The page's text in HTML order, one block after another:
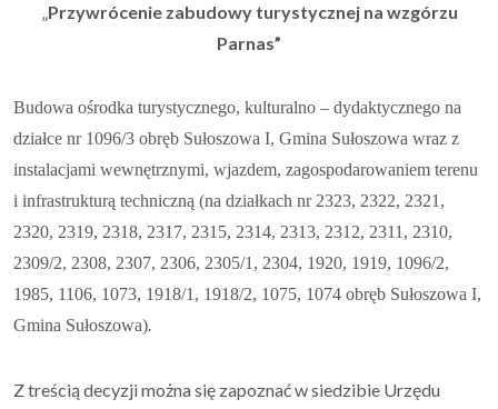
„Przywrócenie zabudowy turystycznej na wzgórzu
Parnas”
Budowa ośrodka turystycznego, kulturalno – dydaktycznego na
działce nr 1096/3 obręb Sułoszowa I, Gmina Sułoszowa wraz z
instalacjami wewnętrznymi, wjazdem, zagospodarowaniem terenu
i infrastrukturą techniczną (na działkach nr 2323, 2322, 2321,
2320, 2319, 2318, 2317, 2315, 2314, 2313, 2312, 2311, 2310,
2309/2, 2308, 2307, 2306, 2305/1, 2304, 1920, 1919, 1096/2,
1985, 1106, 1073, 1918/1, 1918/2, 1075, 1074 obręb Sułoszowa I,
Gmina Sułoszowa).
Z treścią decyzji można się zapoznać w siedzibie Urzędu